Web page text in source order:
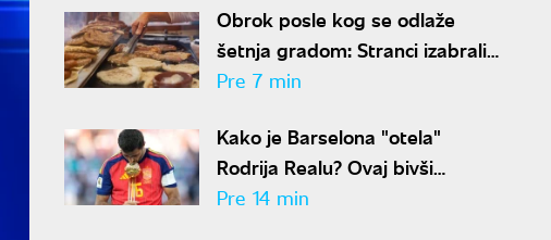
Obrok posle kog se odlaže
šetnja gradom: Stranci izabrali
10 srpskih jela koja se ne
Pre 7 min
Kako je Barselona "otela"
Rodrija Realu? Ovaj bivši
fudbaler odigrao ključnu ulogu u
Pre 14 min